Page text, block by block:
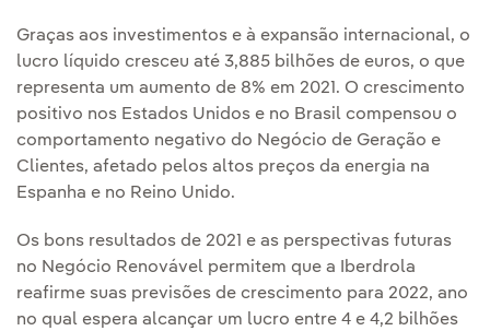
Graças aos investimentos e à expansão internacional, o
lucro líquido cresceu até 3,885 bilhões de euros, o que
representa um aumento de 8% em 2021. O crescimento
positivo nos Estados Unidos e no Brasil compensou o
comportamento negativo do Negócio de Geração e
Clientes, afetado pelos altos preços da energia na
Espanha e no Reino Unido.
Os bons resultados de 2021 e as perspectivas futuras
no Negócio Renovável permitem que a Iberdrola
reafirme suas previsões de crescimento para 2022, ano
no qual espera alcançar um lucro entre 4 e 4,2 bilhões